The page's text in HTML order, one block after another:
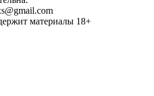
материалы 18+